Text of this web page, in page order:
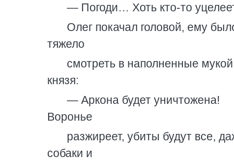
— Погоди… Хоть кто-то
Олег покачал головой, ему
тяжело
смотреть в наполненные мукой
князя:
— Аркона будет уничтожена!
Воронье
разжиреет, убиты будут все,
собаки и